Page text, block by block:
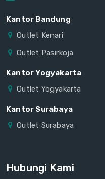
Kantor Bandung
Outlet Kenari
Outlet Pasirkoja
Kantor Yogyakarta
Outlet Yogyakarta
Kantor Surabaya
Outlet Surabaya
Hubungi Kami